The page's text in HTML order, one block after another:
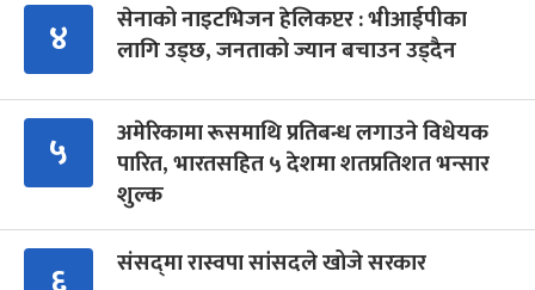
४
सेनाको नाइटभिजन हेलिकप्टर : भीआईपीका
लागि उड्छ, जनताको ज्यान बचाउन उड्दैन
५
अमेरिकामा रूसमाथि प्रतिबन्ध लगाउने विधेयक
पारित, भारतसहित ५ देशमा शतप्रतिशत भन्सार
शुल्क
संसद्‍मा रास्वपा सांसदले खोजे सरकार